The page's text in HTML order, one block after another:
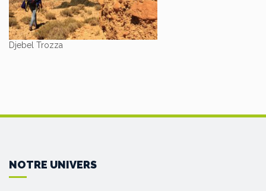
Djebel Trozza
NOTRE UNIVERS